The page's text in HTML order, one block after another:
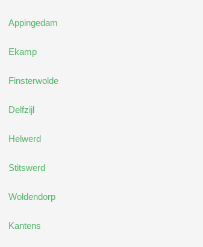
Appingedam
Ekamp
Finsterwolde
Delfzijl
Helwerd
Stitswerd
Woldendorp
Kantens